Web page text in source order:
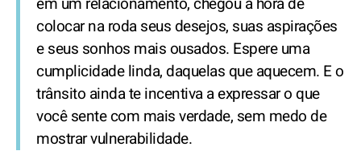
colocar na roda seus desejos, suas aspirações
e seus sonhos mais ousados. Espere uma
cumplicidade linda, daquelas que aquecem. E o
trânsito ainda te incentiva a expressar o que
você sente com mais verdade, sem medo de
mostrar vulnerabilidade.